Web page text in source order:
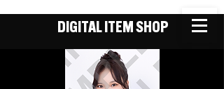
DIGITAL ITEM SHOP